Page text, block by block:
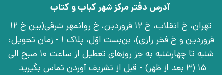
آدرس دفتر مرکز شهر کباب و کتاب
تهران، خ انقلاب، خ 12 فروردین، خ روانمهر شرقی(بین خ 12
فروردین و خ فخر رازی)، بن‌بست اوّل، پلاک 1 - زمان تحویل:
شنبه تا چهارشنبه به جز روزهای تعطیل از ساعت 10 صبح الی
15 (3 بعد از ظهر) - قبل از تشریف آوردن تماس بگیرید